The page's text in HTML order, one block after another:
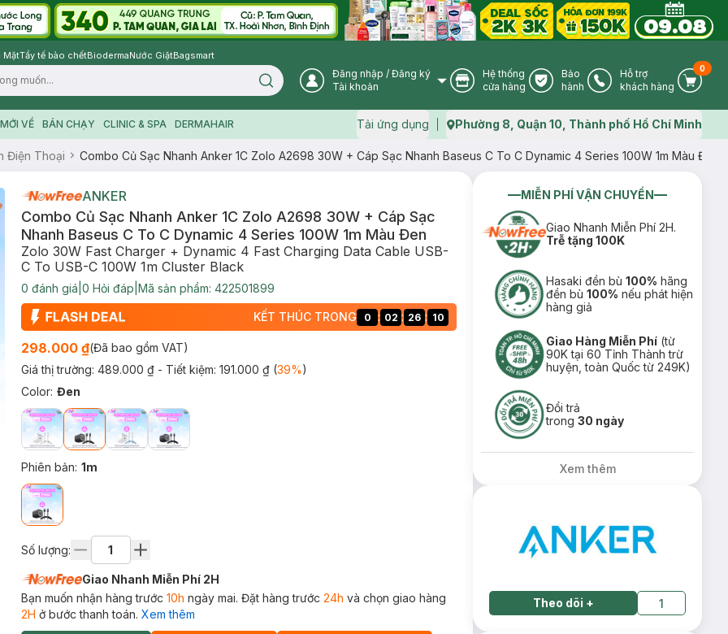
MặtTẩy tế bào chếtBiodermaNước GiặtBagsmart
Search icon User Icon
Đăng nhập / Đăng ký
Tài khoản
Store Icon
Hệ thống
cửa hàng
Warranty Icon
Bảo
hành
Phone Icon
Hỗ trợ
khách hàng
Cart
0
VỀ BÁN CHẠY CLINIC & SPA DERMAHAIR Tải ứng dụng Map icon
Phường 8, Quận 10, Thành phố Hồ Chí Minh
Điện Thoại Combo Củ Sạc Nhanh Anker 1C Zolo A2698 30W + Cáp Sạc Nhanh Baseus C To C Dynamic 4 Series 100W 1m Màu Đen
ANKER
Combo Củ Sạc Nhanh Anker 1C Zolo A2698 30W + Cáp Sạc
Nhanh Baseus C To C Dynamic 4 Series 100W 1m Màu Đen
Zolo 30W Fast Charger + Dynamic 4 Fast Charging Data Cable USB-
C To USB-C 100W 1m Cluster Black
0 đánh giá 0 Hỏi đáp Mã sản phẩm: 422501899
KẾT THÚC TRONG 0 : 02 : 26 : 09
298.000 ₫(Đã bao gồm VAT)
Giá thị trường: 489.000 ₫ - Tiết kiệm: 191.000 ₫(39%)
Color: Đen
Phiên bản: 1m
Số lượng:
Giao Nhanh Miễn Phí 2H
Bạn muốn nhận hàng trước 10h ngày mai. Đặt hàng trước 24h và chọn giao hàng
2H ở bước thanh toán. Xem thêm
MIỄN PHÍ VẬN CHUYỂN
Giao Nhanh Miễn Phí 2H.
Trễ tặng 100K
Hasaki đền bù100% hãng
đền bù100% nếu phát hiện
hàng giả
Giao Hàng Miễn Phí (từ
90K tại 60 Tỉnh Thành trừ
huyện, toàn Quốc từ 249K)
Đổi trả
trong30 ngày
Xem thêm
Theo dõi + 1